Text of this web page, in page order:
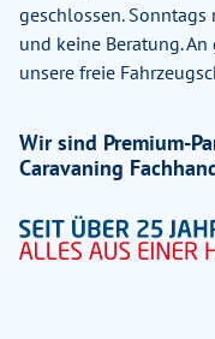
geschlossen. Sonntags
und keine Beratung.
unsere freie
Wir sind Premium-
Caravaning